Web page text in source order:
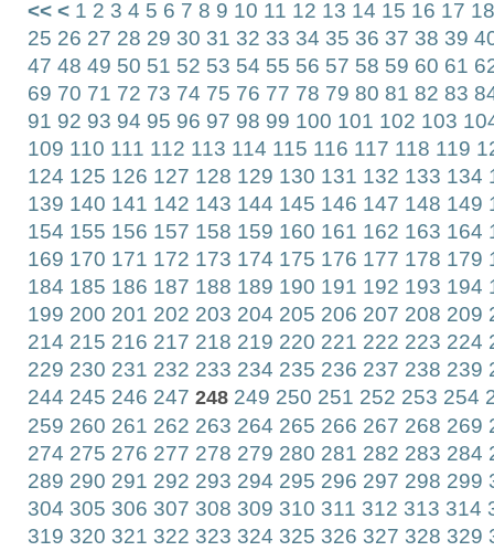
<< < 1 2 3 4 5 6 7 8 9 10 11 12 13 14 15 16 17 18
25 26 27 28 29 30 31 32 33 34 35 36 37 38 39
47 48 49 50 51 52 53 54 55 56 57 58 59 60 61
69 70 71 72 73 74 75 76 77 78 79 80 81 82 83
91 92 93 94 95 96 97 98 99 100 101 102 103
109 110 111 112 113 114 115 116 117 118 119
124 125 126 127 128 129 130 131 132 133 134
139 140 141 142 143 144 145 146 147 148 149
154 155 156 157 158 159 160 161 162 163 164
169 170 171 172 173 174 175 176 177 178 179
184 185 186 187 188 189 190 191 192 193 194
199 200 201 202 203 204 205 206 207 208 209
214 215 216 217 218 219 220 221 222 223 224
229 230 231 232 233 234 235 236 237 238 239
244 245 246 247 248 249 250 251 252 253 254
259 260 261 262 263 264 265 266 267 268 269
274 275 276 277 278 279 280 281 282 283 284
289 290 291 292 293 294 295 296 297 298 299
304 305 306 307 308 309 310 311 312 313 314
319 320 321 322 323 324 325 326 327 328 329